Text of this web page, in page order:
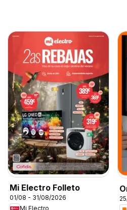
Mi Electro Folleto
01/08 - 31/08/2026
Mi Electro